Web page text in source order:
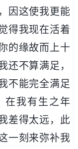
因这使我更能
得我现在活着
的缘故而上十
还不算满足，
不能完全满足
在我有生之年
差得太远，此
一刻来弥补我